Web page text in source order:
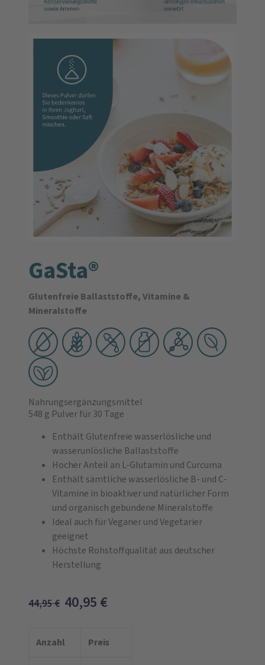
GaSta®
Glutenfreie Ballaststoffe, Vitamine &
Mineralstoffe
Nahrungsergänzungsmittel
548 g Pulverfür 30 Tage
Enthält Glutenfreie wasserlösliche und
wasserunlösliche Ballaststoffe
Hocher Anteil an L-Glutamin und Curcuma
Enthält sämtliche wasserlösliche B- und C-
Vitamine in bioaktiver und natürlicher Form
und organisch gebundene Mineralstoffe
Ideal auch für Veganer und Vegetarier
geeignet
Höchste Rohstoffqualität aus deutscher
Herstellung
44,95€ 40,95 €
Anzahl Preis